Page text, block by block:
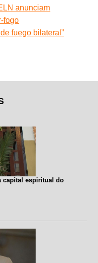
anunciam
fogo
fuego bilateral”
capital espiritual do